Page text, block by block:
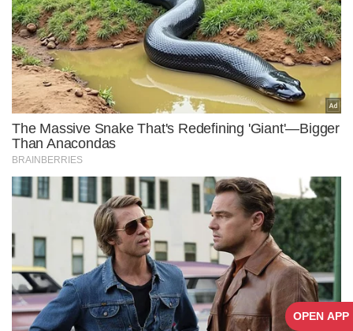
OPEN APP